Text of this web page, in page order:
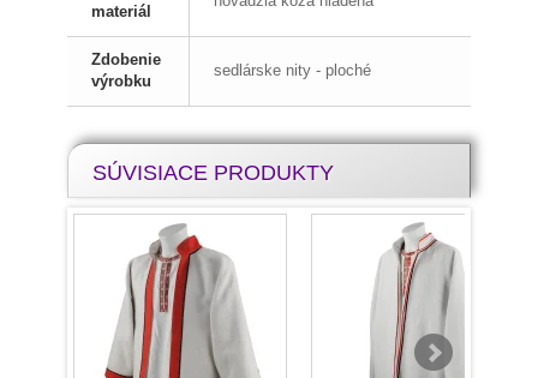
materiál
Zdobenie
výrobku
sedlárske nity - ploché
SÚVISIACE PRODUKTY